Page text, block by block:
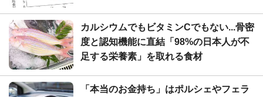
カルシウムでもビタミンCでもない...骨密
度と認知機能に直結「98%の日本人が不
足する栄養素」を取れる食材
「本当のお金持ち」はポルシェやフェラ